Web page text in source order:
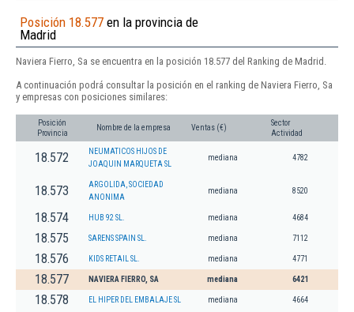
Posición 18.577 en la provincia de
Madrid
Naviera Fierro, Sa se encuentra en la posición 18.577 del Ranking de Madrid.
A continuación podrá consultar la posición en el ranking de Naviera Fierro, Sa
y empresas con posiciones similares:
Posición
Provincia
Nombre de la empresa Ventas (€)
Sector
Actividad
18.572
NEUMATICOS HIJOS DE
JOAQUIN MARQUETA SL
mediana 4782
18.573
ARGOLIDA, SOCIEDAD
ANONIMA
mediana 8520
18.574 HUB 92 SL. mediana 4684
18.575 SARENS SPAIN SL. mediana 7112
18.576 KIDS RETAIL SL. mediana 4771
18.577 NAVIERA FIERRO, SA mediana 6421
18.578 EL HIPER DEL EMBALAJE SL mediana 4664